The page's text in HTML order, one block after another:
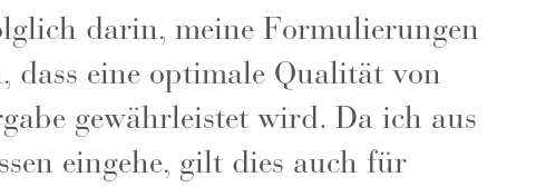
darin, meine Formulierungen
dass eine optimale Qualität von
gewährleistet wird. Da ich aus
eingehe, gilt dies auch für